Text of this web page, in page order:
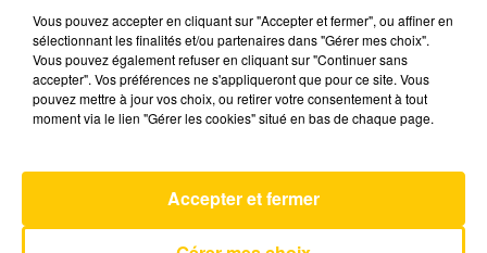
Rendez-Vous
VANESSA PARADIS
Vous pouvez accepter en cliquant sur "Accepter et fermer", ou affiner en
sélectionnant les finalités et/ou partenaires dans "Gérer mes choix".
Vous pouvez également refuser en cliquant sur "Continuer sans
accepter". Vos préférences ne s'appliqueront que pour ce site. Vous
pouvez mettre à jour vos choix, ou retirer votre consentement à tout
moment via le lien "Gérer les cookies" situé en bas de chaque page.
Accepter et fermer